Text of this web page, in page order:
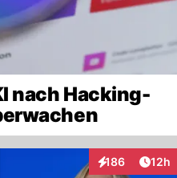
nach Hacking-
186
Interaktionen
12h